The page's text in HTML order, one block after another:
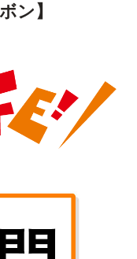
ン】